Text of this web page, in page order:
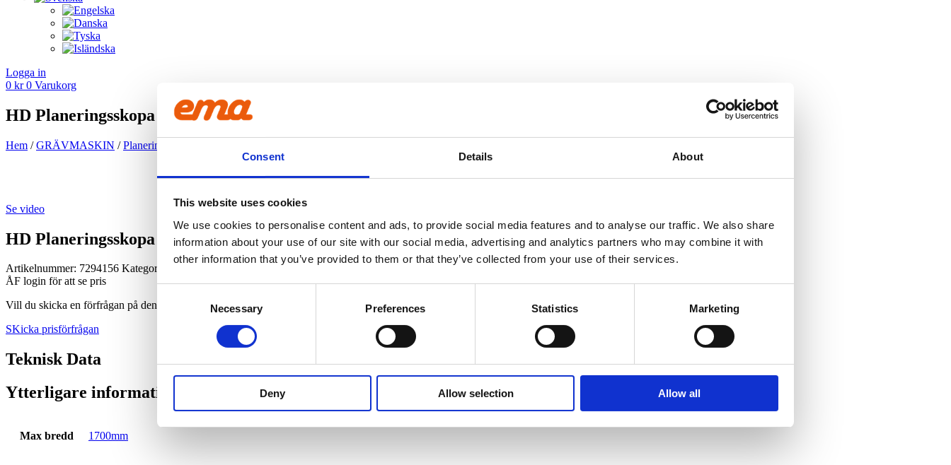
Consent Details About
This website uses cookies
We use cookies to personalise content and ads, to provide social media features and to analyse our traffic. We also share
information about your use of our site with our social media, advertising and analytics partners who may combine it with
other information that you’ve provided to them or that they’ve collected from your use of their services.
Selection
Necessary Preferences Statistics Marketing
Deny Allow selection Allow all
Logga in
0 kr 0 Varukorg
HD Planeringsskopa 750L – 1700mm – B20
Hem /GRÄV­MASKIN /Planerings­skopa
Se video
HD Planeringsskopa 750L – 1700mm – B20
Artikelnummer: 7294156 Kategori:
ÅF login för att se pris
Vill du skicka en förfrågan på den här produkten?
SKicka prisförfrågan
Teknisk Data
Ytterligare information
Max bredd 1700mm